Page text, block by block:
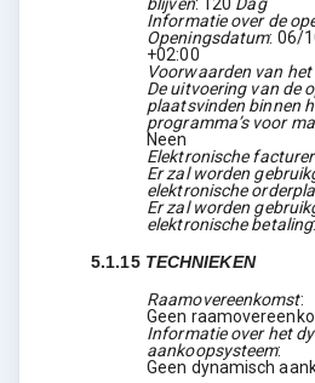
Informatie over de
Openingsdatum: 06/
+02:00
Voorwaarden van
De uitvoering van de
plaatsvinden binnen
programma’s voor
Neen
Elektronische
Er zal worden
elektronische
Er zal worden
elektronische betaling:
5.1.15 TECHNIEKEN
Raamovereenkomst:
Geen
Informatie over het
aankoopsysteem:
Geen dynamisch